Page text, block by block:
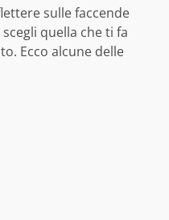
sulle faccende
quella che ti fa
Ecco alcune delle